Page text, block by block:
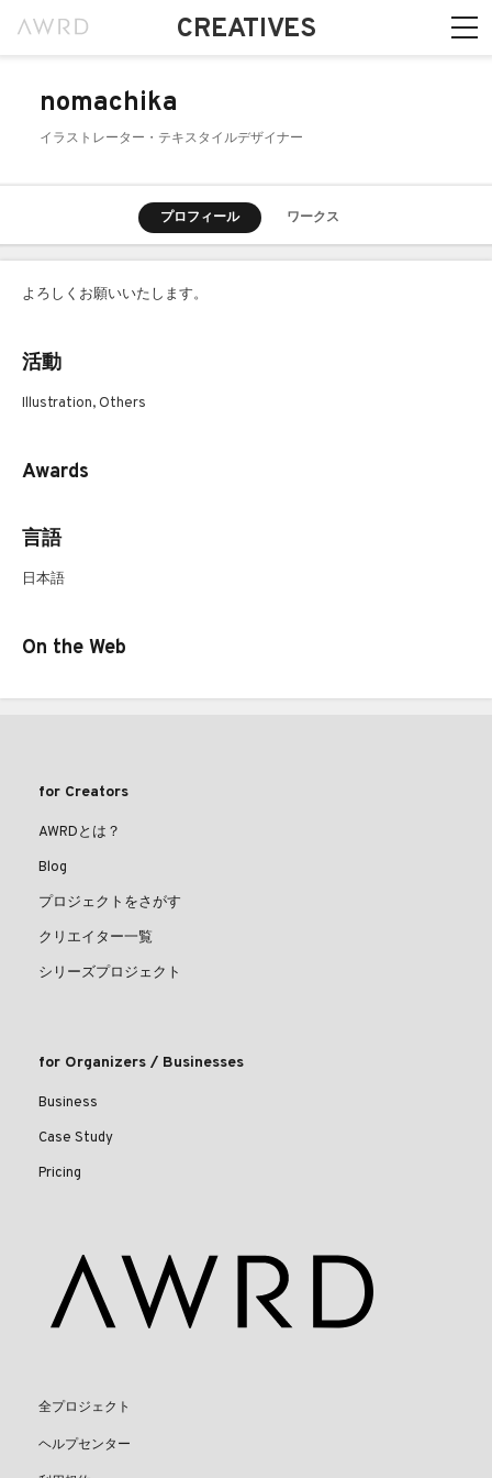
CREATIVES
nomachika
イラストレーター・テキスタイルデザイナー
プロフィール ワークス
よろしくお願いいたします。
活動
Illustration, Others
Awards
言語
日本語
On the Web
for Creators
AWRDとは？
Blog
プロジェクトをさがす
クリエイター一覧
シリーズプロジェクト
for Organizers / Businesses
Business
Case Study
Pricing
全プロジェクト
ヘルプセンター